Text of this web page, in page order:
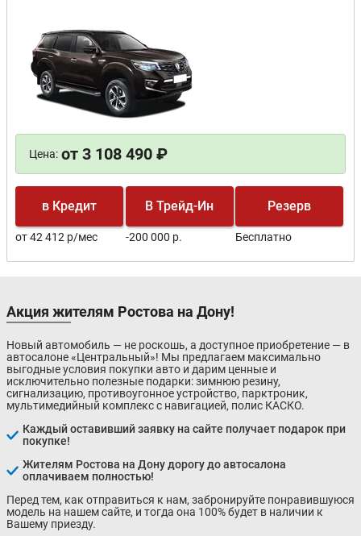
Цена: от 3 108 490 ₽
в Кредит
от 42 412 р/мес
В Трейд-Ин
-200 000 р.
Резерв
Бесплатно
Акция жителям Ростова на Дону!
Новый автомобиль — не роскошь, а доступное приобретение — в
автосалоне «Центральный»! Мы предлагаем максимально
выгодные условия покупки авто и дарим ценные и
исключительно полезные подарки: зимнюю резину,
сигнализацию, противоугонное устройство, парктроник,
мультимедийный комплекс с навигацией, полис КАСКО.
Каждый оставивший заявку на сайте получает подарок при
покупке!
Жителям Ростова на Дону дорогу до автосалона
оплачиваем полностью!
Перед тем, как отправиться к нам, забронируйте понравившуюся
модель на нашем сайте, и тогда она 100% будет в наличии к
Вашему приезду.